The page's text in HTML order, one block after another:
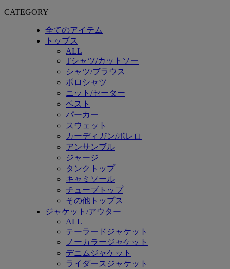
CATEGORY
全てのアイテム
トップス
ALL
Tシャツ/カットソー
シャツ/ブラウス
ポロシャツ
ニット/セーター
ベスト
パーカー
スウェット
カーディガン/ボレロ
アンサンブル
ジャージ
タンクトップ
キャミソール
チューブトップ
その他トップス
ジャケット/アウター
ALL
テーラードジャケット
ノーカラージャケット
デニムジャケット
ライダースジャケット